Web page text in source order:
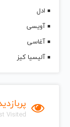
ادل
آویسی
آغاسی
آلیسیا کیز
Visited